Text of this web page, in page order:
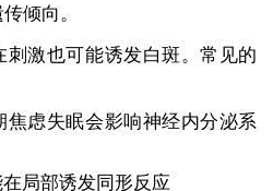
倾向。
刺激也可能诱发白斑。常见的
焦虑失眠会影响神经内分泌系
局部诱发同形反应